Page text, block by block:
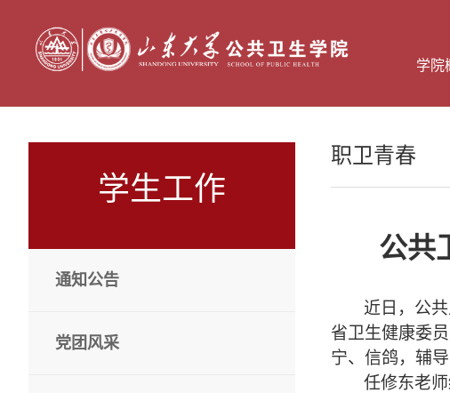
学院
学生工作
通知公告
党团风采
职卫青春
公共
近日，公
省卫生健康委
宁、信鸽，辅
任修东老